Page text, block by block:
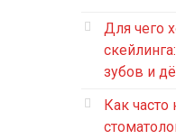
Для чего
зубов и
Как